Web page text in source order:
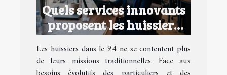
Quels services innovants
proposent les huissiers
dans le 94 ?
Les huissiers dans le 94 ne se contentent plus
de leurs missions traditionnelles. Face aux